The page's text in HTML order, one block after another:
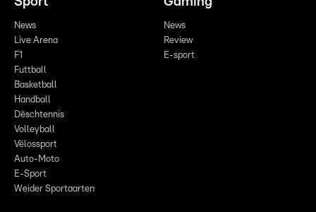
News
Live Arena
F1
Futtball
Basketball
Handball
Dëschtennis
Volleyball
Vëlossport
Auto-Moto
E-Sport
Weider Sportaarten
News
Review
E-sport